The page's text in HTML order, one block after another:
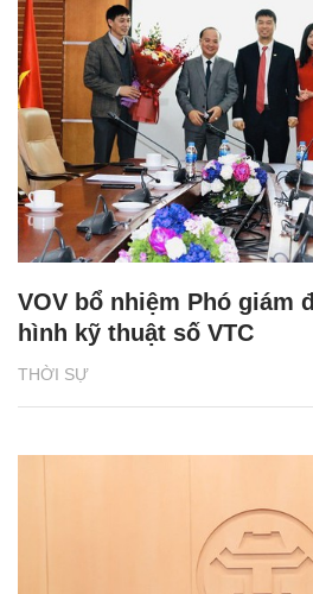
THỜI SỰ
VOV bổ nhiệm Phó giám
hình kỹ thuật số VTC